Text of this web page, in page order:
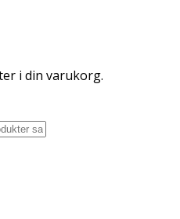
i din varukorg.